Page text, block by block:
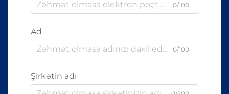
0/100
Ad
0/100
Şirkətin adı